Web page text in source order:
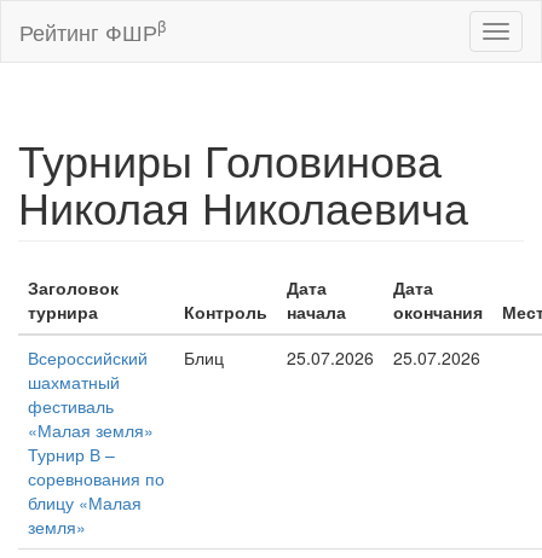
Рейтинг ФШРβ
Турниры Головинова
Николая Николаевича
Заголовок
турнира
Контроль
Дата
начала
Дата
окончания
Всероссийский
шахматный
фестиваль
«Малая земля»
Турнир В –
соревнования по
блицу «Малая
земля»
Блиц 25.07.2026 25.07.2026